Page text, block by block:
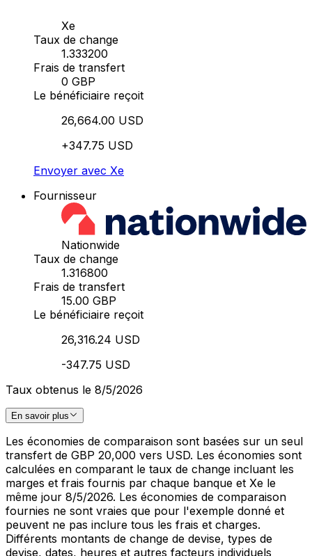
Xe
Taux de change
1.333200
Frais de transfert
0 GBP
Le bénéficiaire reçoit
26,664.00 USD
+347.75 USD
Envoyer avec Xe
Fournisseur
Nationwide
Taux de change
1.316800
Frais de transfert
15.00 GBP
Le bénéficiaire reçoit
26,316.24 USD
-347.75 USD
Taux obtenus le 8/5/2026
En savoir plus
Les économies de comparaison sont basées sur un seul
transfert de GBP 20,000 vers USD. Les économies sont
calculées en comparant le taux de change incluant les
marges et frais fournis par chaque banque et Xe le
même jour 8/5/2026. Les économies de comparaison
fournies ne sont vraies que pour l'exemple donné et
peuvent ne pas inclure tous les frais et charges.
Différents montants de change de devise, types de
devise, dates, heures et autres facteurs individuels